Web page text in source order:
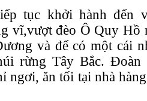
tục khởi hành đến
vĩ,vượt đèo Ô Quy Hồ
và để có một cái
rừng Tây Bắc. Đoàn
ngơi, ăn tối tại nhà